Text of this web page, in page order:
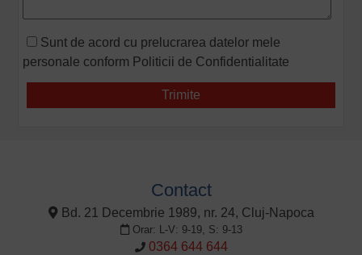
Sunt de acord cu prelucrarea datelor mele
personale conform Politicii de Confidentialitate
Contact
Bd. 21 Decembrie 1989, nr. 24, Cluj-Napoca
Orar: L-V: 9-19, S: 9-13
0364 644 644